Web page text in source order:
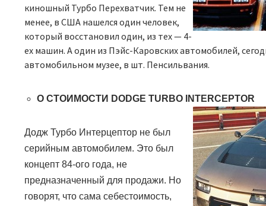
киношный Турбо Перехватчик. Тем не
менее, в США нашелся один человек,
который восстановил один, из тех — 4-
ех машин. А один из Пэйс-Каровских автомобилей,
автомобильном музее, в шт. Пенсильвания.
О СТОИМОСТИ DODGE TURBO INTERCEPTOR
Додж Турбо Интерцептор не был
серийным автомобилем. Это был
концепт 84-ого года, не
предназначенный для продажи. Но
говорят, что сама себестоимость,